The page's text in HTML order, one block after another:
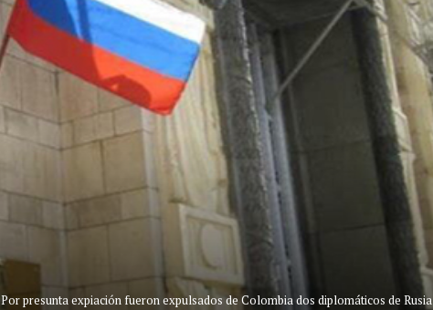
Por presunta expiación fueron expulsados de Colombia dos diplomáticos de Rusia